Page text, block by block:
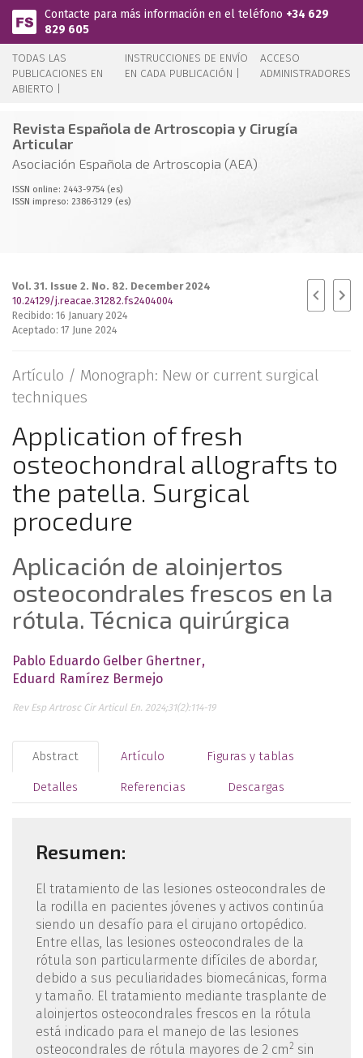
Pasar al contenido principal
Contacte para más información en el teléfono +34 629
829 605
TODAS LAS
PUBLICACIONES EN
ABIERTO |
INSTRUCCIONES DE ENVÍO
EN CADA PUBLICACIÓN |
ACCESO
ADMINISTRADORES
Revista Española de Artroscopia y Cirugía
Articular
Asociación Española de Artroscopia (AEA)
ISSN online: 2443-9754 (es)
ISSN impreso: 2386-3129 (es)
Vol. 31. Issue 2. No. 82. December 2024
10.24129/j.reacae.31282.fs2404004
Recibido: 16 January 2024
Aceptado: 17 June 2024
Artículo / Monograph: New or current surgical
techniques
Application of fresh
osteochondral allografts to
the patella. Surgical
procedure
Aplicación de aloinjertos
osteocondrales frescos en la
rótula. Técnica quirúrgica
Pablo Eduardo Gelber Ghertner
Eduard Ramírez Bermejo
Rev Esp Artrosc Cir Articul En. 2024;31(2):114-19
Abstract Artículo Figuras y tablas
Detalles Referencias Descargas
Resumen:
El tratamiento de las lesiones osteocondrales de
la rodilla en pacientes jóvenes y activos continúa
siendo un desafío para el cirujano ortopédico.
Entre ellas, las lesiones osteocondrales de la
rótula son particularmente difíciles de abordar,
debido a sus peculiaridades biomecánicas, forma
y tamaño. El tratamiento mediante trasplante de
aloinjertos osteocondrales frescos en la rótula
está indicado para el manejo de las lesiones
osteocondrales de rótula mayores de 2 cm2 sin